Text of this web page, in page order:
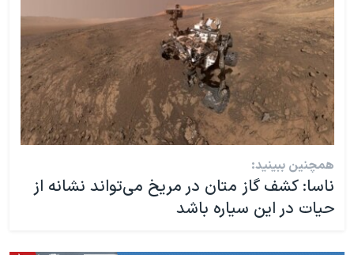
همچنین ببینید:
ناسا: کشف گاز متان در مریخ می‌تواند نشانه از
حیات در این سیاره باشد